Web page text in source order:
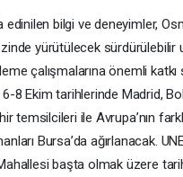
edinilen bilgi ve deneyimler,
yürütülecek sürdürülebilir
çalışmalarına önemli
6-8 Ekim tarihlerinde Madrid,
temsilcileri ile Avrupa’nın
Bursa’da ağırlanacak.
başta olmak üzere